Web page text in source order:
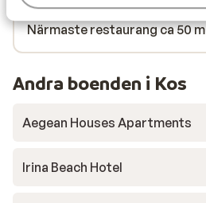
Närmaste kiosk ca 100 m
Närmaste restaurang ca 50 m
Andra boenden i Kos
Aegean Houses Apartments
Irina Beach Hotel